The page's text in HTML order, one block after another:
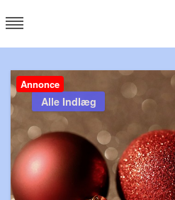
to
Annonce
Alle Indlæg